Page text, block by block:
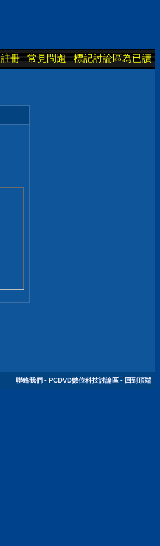
註冊 常見問題 標記討論區為已讀
聯絡我們 - PCDVD數位科技討論區 - 回到頂端